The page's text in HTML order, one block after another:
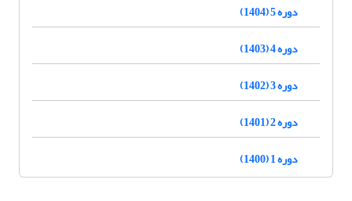
دوره 5 (1404)
دوره 4 (1403)
دوره 3 (1402)
دوره 2 (1401)
دوره 1 (1400)